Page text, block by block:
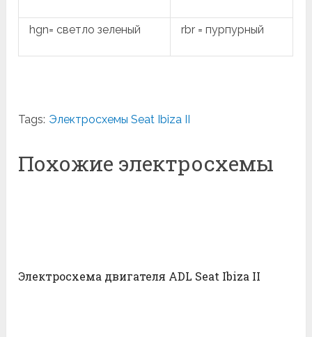
hgn= светло зеленый rbr = пурпурный
Tags: Электросхемы Seat Ibiza II
Похожие электросхемы
Электросхема двигателя ADL Seat Ibiza II